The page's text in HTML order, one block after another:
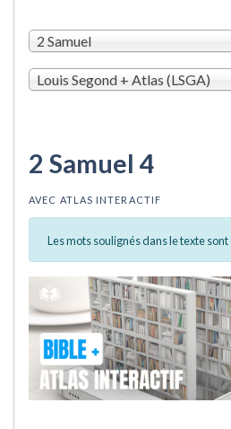
2 Samuel
Louis Segond + Atlas (LSGA)
2 Samuel 4
AVEC ATLAS INTERACTIF
Les mots soulignés dans le texte